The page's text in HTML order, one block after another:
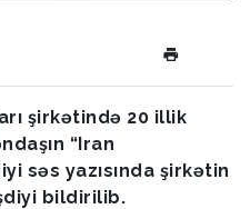
şirkətində 20 illik
“Iran
səs yazısında şirkətin
bildirilib.